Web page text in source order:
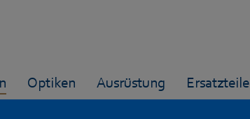
Optiken Ausrüstung Ersatzteile